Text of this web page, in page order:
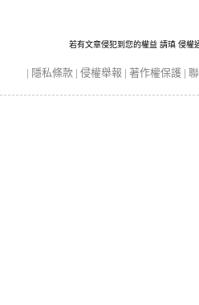
若有文章侵犯到您的權益 請瑱 侵權
| 隱私條款 | 侵權舉報 | 著作權保護 |